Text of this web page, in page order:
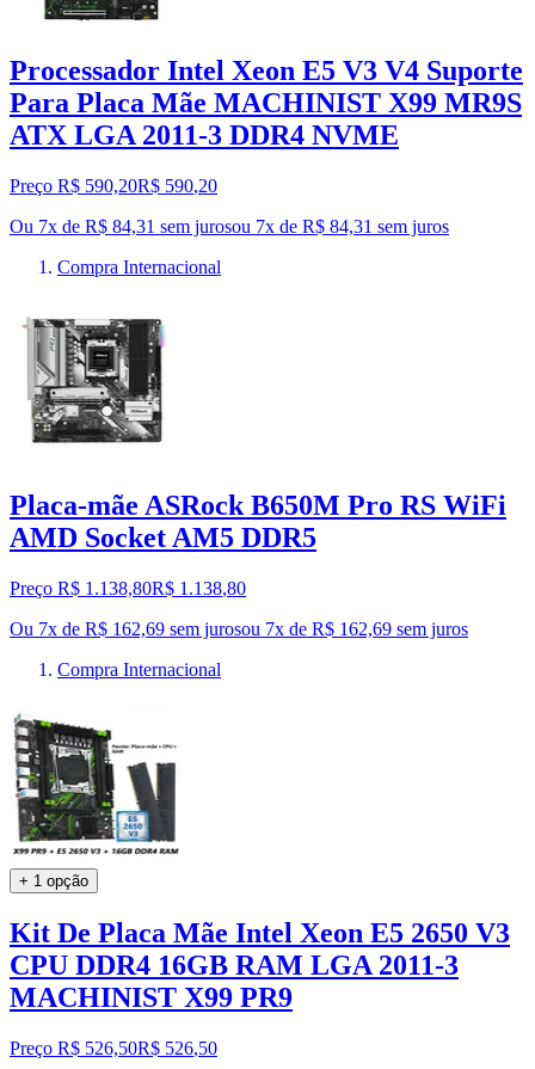
Processador Intel Xeon E5 V3 V4 Suporte
Para Placa Mãe MACHINIST X99 MR9S
ATX LGA 2011-3 DDR4 NVME
Preço R$ 590,20R$ 590,20
Ou 7x de R$ 84,31 sem jurosou 7x de R$ 84,31 sem juros
Compra Internacional
Placa-mãe ASRock B650M Pro RS WiFi
AMD Socket AM5 DDR5
Preço R$ 1.138,80R$ 1.138,80
Ou 7x de R$ 162,69 sem jurosou 7x de R$ 162,69 sem juros
Compra Internacional
+ 1 opção
Kit De Placa Mãe Intel Xeon E5 2650 V3
CPU DDR4 16GB RAM LGA 2011-3
MACHINIST X99 PR9
Preço R$ 526,50R$ 526,50